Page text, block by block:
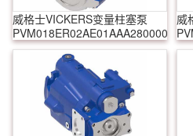
威格士VICKERS变量柱塞泵
威